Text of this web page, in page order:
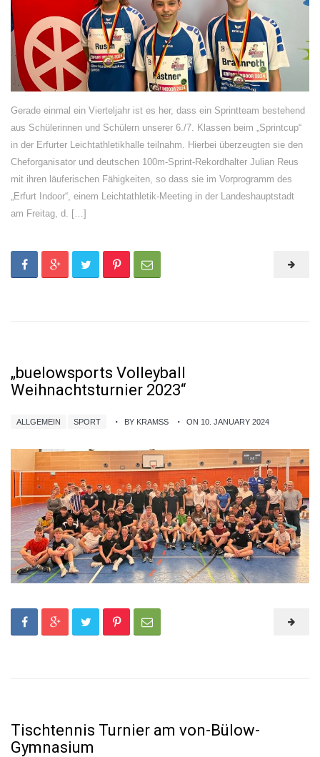
Gerade einmal ein Vierteljahr ist es her, dass ein Sprintteam bestehend
aus Schülerinnen und Schülern unserer 6./7. Klassen beim „Sprintcup“
in der Erfurter Leichtathletikhalle teilnahm. Hierbei überzeugten sie den
Cheforganisator und deutschen 100m-Sprint-Rekordhalter Julian Reus
mit ihren läuferischen Fähigkeiten, so dass sie im Vorprogramm des
„Erfurt Indoor“, einem Leichtathletik-Meeting in der Landeshauptstadt
am Freitag, d. […]
„buelowsports Volleyball
Weihnachtsturnier 2023“
ALLGEMEIN SPORT BY KRAMSS ON 10. JANUARY 2024
Tischtennis Turnier am von-Bülow-
Gymnasium